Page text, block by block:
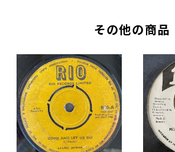
その他の商品